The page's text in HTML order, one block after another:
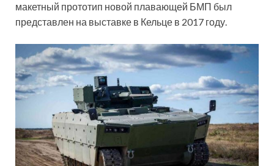
макетный прототип новой плавающей БМП был
представлен на выставке в Кельце в 2017 году.